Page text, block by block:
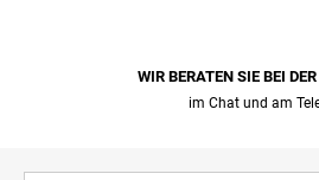
WIR BERATEN SIE BEI
im Chat und am